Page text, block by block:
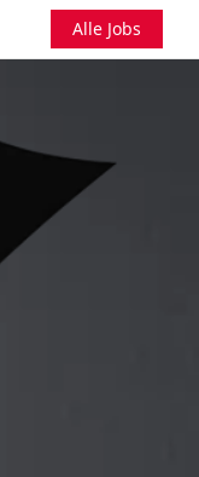
Alle Jobs